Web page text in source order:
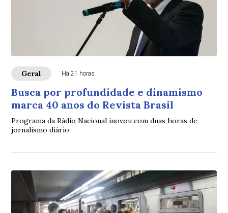
Geral Há 21 horas
Busca por profundidade e dinamismo
marca 40 anos do Revista Brasil
Programa da Rádio Nacional inovou com duas horas de
jornalismo diário